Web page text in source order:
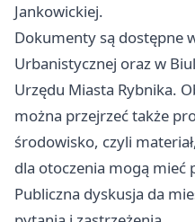
Jankowickiej.
Dokumenty są dostępne
Urbanistycznej oraz w
Urzędu Miasta Rybnika.
można przejrzeć także
środowisko, czyli
dla otoczenia mogą mieć
Publiczna dyskusja da